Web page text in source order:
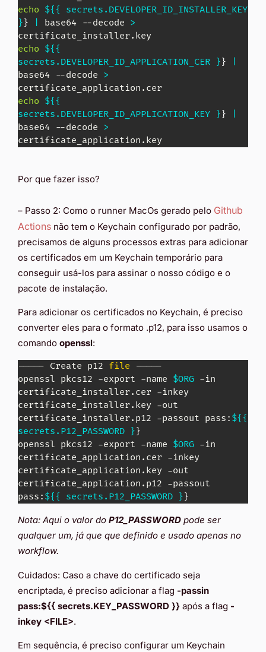
echo ${{ secrets.DEVELOPER_ID_INSTALLER_KEY
}} base64 --decode >
echo ${{
secrets.DEVELOPER_ID_APPLICATION_CER }}
base64 --decode >
echo ${{
secrets.DEVELOPER_ID_APPLICATION_KEY }}
base64 --decode >
certificate_application.key
Por que fazer isso?
– Passo 2: Como o runner MacOs gerado pelo Github
Actions não tem o Keychain configurado por padrão,
precisamos de alguns processos extras para adicionar
os certificados em um Keychain temporário para
conseguir usá-los para assinar o nosso código e o
pacote de instalação.
Para adicionar os certificados no Keychain, é preciso
converter eles para o formato .p12, para isso usamos o
comando openssl:
----- Create p12 file -----
openssl pkcs12 -export -name $ORG -in
certificate_installer.cer -inkey
certificate_installer.key -out
certificate_installer.p12 -passout pass: ${{
secrets.P12_PASSWORD } }
openssl pkcs12 -export -name $ORG -in
certificate_application.cer -inkey
certificate_application.key -out
certificate_application.p12 -passout
pass: ${{ secrets.P12_PASSWORD } }
Nota: Aqui o valor do P12_PASSWORD pode ser
qualquer um, já que que definido e usado apenas no
workflow.
Cuidados: Caso a chave do certificado seja
encriptada, é preciso adicionar a flag -passin
pass:${{ secrets.KEY_PASSWORD }} após a flag -
inkey <FILE>.
Em sequência, é preciso configurar um Keychain